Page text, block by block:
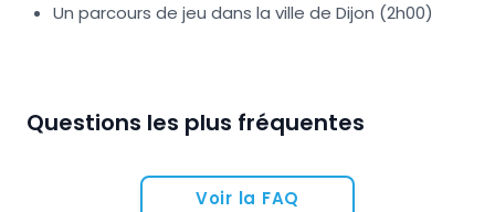
Un parcours de jeu dans la ville de Dijon (2h00)
Questions les plus fréquentes
Voir la FAQ